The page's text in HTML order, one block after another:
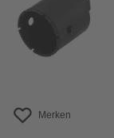
Merken